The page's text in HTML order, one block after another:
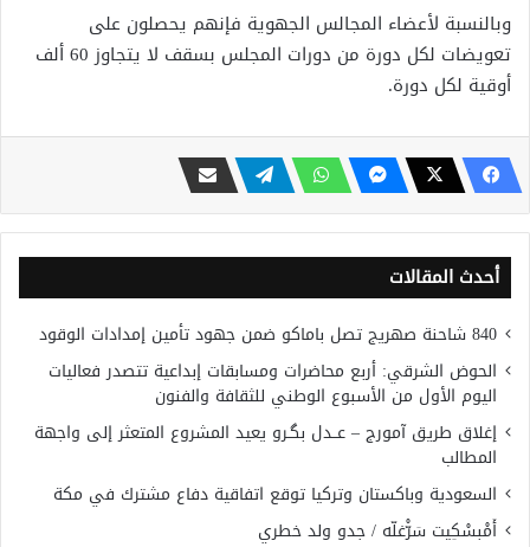
وبالنسبة لأعضاء المجالس الجهوية فإنهم يحصلون على
تعويضات لكل دورة من دورات المجلس بسقف لا يتجاوز 60 ألف
أوقية لكل دورة.
أحدث المقالات
840 شاحنة صهريج تصل باماكو ضمن جهود تأمين إمدادات الوقود
الحوض الشرقي: أربع محاضرات ومسابقات إبداعية تتصدر فعاليات
اليوم الأول من الأسبوع الوطني للثقافة والفنون
إغلاق طريق آمورج – عــدل بگـرو يعيد المشروع المتعثر إلى واجهة
المطالب
السعودية وباكستان وتركيا توقع اتفاقية دفاع مشترك في مكة
أَمْبسْكِيت سَرّْغلّه / جدو ولد خطري